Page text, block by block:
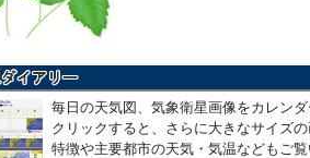
毎日の天気図、気象衛星画像をカレン
クリックすると、さらに大きなサイズ
特徴や主要都市の天気・気温などもご